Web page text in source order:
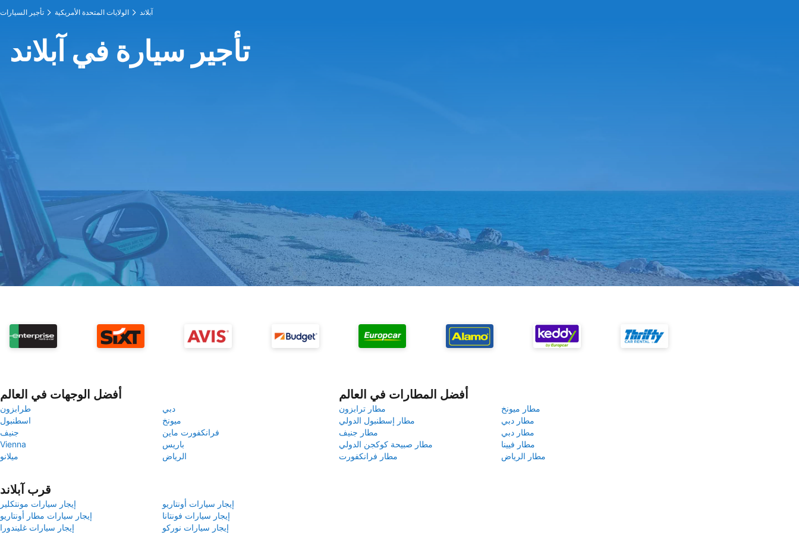
تأجير السيارات الولايات المتحدة الأمريكية آبلاند
تأجير سيارة في آبلاند
أفضل الوجهات في العالم
طرابزون
دبي
اسطنبول
ميونخ
جنيف
فرانكفورت ماين
Vienna
باريس
ميلانو
الرياض
أفضل المطارات في العالم
مطار ترابزون
مطار ميونخ
مطار إسطنبول الدولي
مطار دبي
مطار جنيف
مطار دبي
مطار صبيحة كوكجن الدولي
مطار فيينا
مطار فرانكفورت
مطار الرياض
قرب آبلاند
إيجار سيارات مونتكلير
إيجار سيارات أونتاريو
إيجار سيارات مطار أونتاريو
إيجار سيارات فونتانا
إيجار سيارات غليندورا
إيجار سيارات نوركو